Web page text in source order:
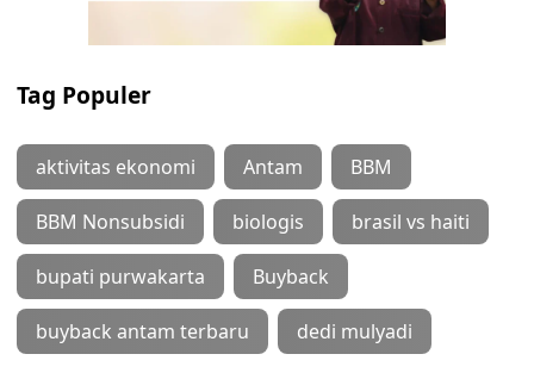
Tag Populer
aktivitas ekonomi Antam BBM
BBM Nonsubsidi biologis brasil vs haiti
bupati purwakarta Buyback
buyback antam terbaru dedi mulyadi